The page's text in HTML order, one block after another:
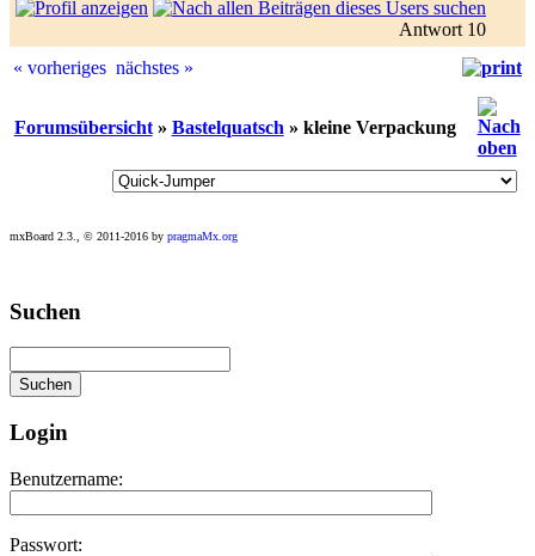
Antwort 10
« vorheriges nächstes »
Forumsübersicht» Bastelquatsch » kleine Verpackung
mxBoard 2.3., © 2011-2016 by pragmaMx.org
Play
best
casino
at
site
https://onlineslots.money/
Suchen
Login
Benutzername:
Passwort: